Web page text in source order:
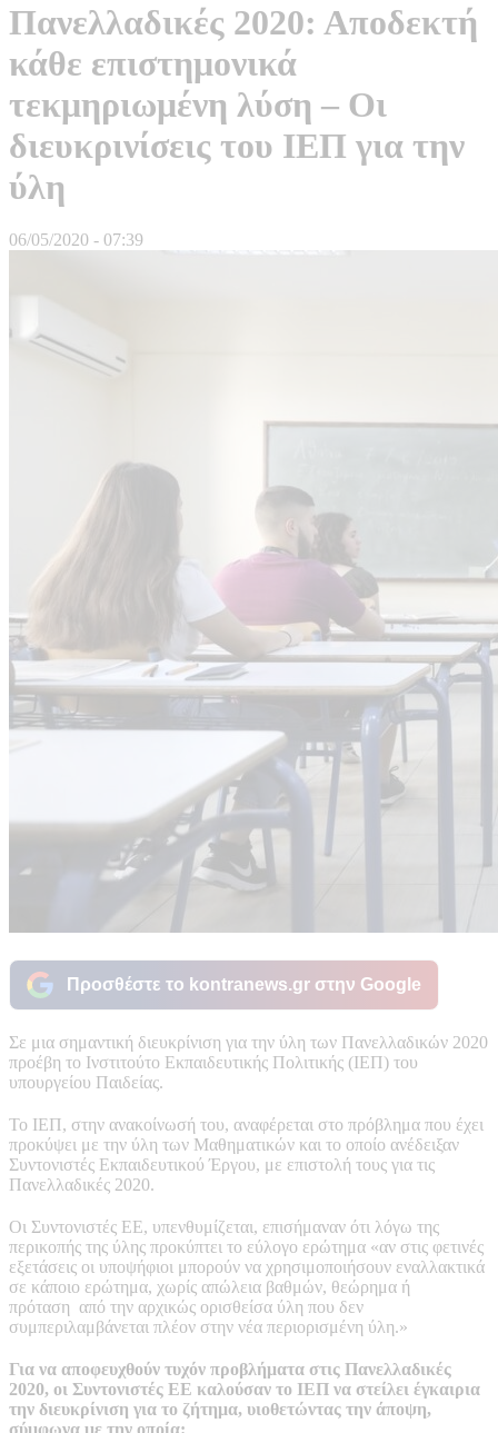
Πανελλαδικές 2020: Αποδεκτή
κάθε επιστημονικά
τεκμηριωμένη λύση – Οι
διευκρινίσεις του ΙΕΠ για την
ύλη
06/05/2020 - 07:39
Προσθέστε το kontranews.gr στην Google
Σε μια σημαντική διευκρίνιση για την ύλη των Πανελλαδικών 2020
προέβη το Ινστιτούτο Εκπαιδευτικής Πολιτικής (ΙΕΠ) του
υπουργείου Παιδείας.
Το ΙΕΠ, στην ανακοίνωσή του, αναφέρεται στο πρόβλημα που έχει
προκύψει με την ύλη των Μαθηματικών και το οποίο ανέδειξαν
Συντονιστές Εκπαιδευτικού Έργου, με επιστολή τους για τις
Πανελλαδικές 2020.
Οι Συντονιστές ΕΕ, υπενθυμίζεται, επισήμαναν ότι λόγω της
περικοπής της ύλης προκύπτει το εύλογο ερώτημα «αν στις φετινές
εξετάσεις οι υποψήφιοι μπορούν να χρησιμοποιήσουν εναλλακτικά
σε κάποιο ερώτημα, χωρίς απώλεια βαθμών, θεώρημα ή
πρόταση από την αρχικώς ορισθείσα ύλη που δεν
συμπεριλαμβάνεται πλέον στην νέα περιορισμένη ύλη.»
Για να αποφευχθούν τυχόν προβλήματα στις Πανελλαδικές
2020, οι Συντονιστές ΕΕ καλούσαν το ΙΕΠ να στείλει έγκαιρια
την διευκρίνιση για το ζήτημα, υιοθετώντας την άποψη,
σύμφωνα με την οποία: